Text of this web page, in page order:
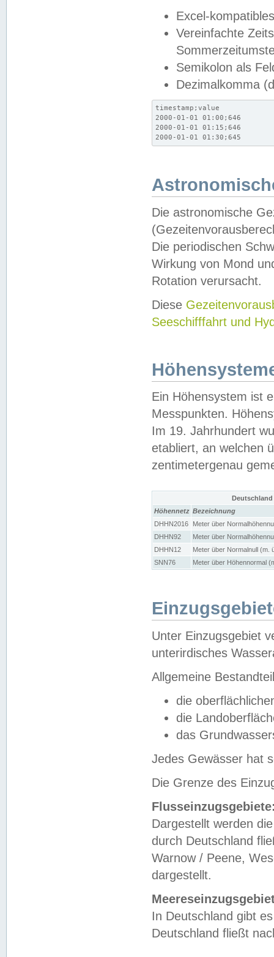
Excel-
Vereinfachte
Semikolon als
Dezimalkomma
timestamp;value
2000-01-01 01:00;646
2000-01-01 01:15;646
2000-01-01 01:30;645
Die astronomische
Die periodischen
Wirkung von Mond
Rotation verursacht.
Diese
Seeschifffahrt und
Ein Höhensystem ist
Messpunkten.
Im 19. Jahrhundert
etabliert, an welchen
zentimetergenau
Höhennetz Bezeichnung
DHHN2016
Meter über
DHHN92
Meter über
DHHN12
Meter über Normalnull (m.
SNN76
Meter über Höhennormal
Unter Einzugsgebiet
unterirdisches
Allgemeine
die
die
das
Jedes Gewässer hat
Die Grenze des
Dargestellt werden
durch Deutschland
Warnow / Peene,
dargestellt.
In Deutschland gibt
Deutschland fließt